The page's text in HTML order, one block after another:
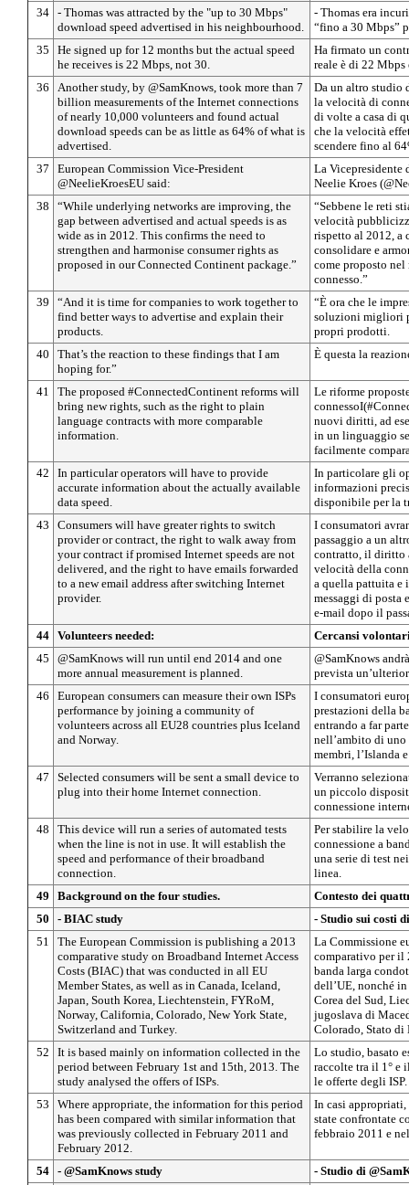
34 - Thomas was attracted by the "up to 30 Mbps"
download speed advertised in his neighbourhood.
- Thomas era
“fino a 30 Mbps”
35
He signed up for 12 months but the actual speed
he receives is 22 Mbps, not 30.
Ha firmato un
reale è di 22 Mbps
36
Another study, by @SamKnows, took more than 7
billion measurements of the Internet connections
of nearly 10,000 volunteers and found actual
download speeds can be as little as 64% of what is
advertised.
Da un altro studio
la velocità di
di volte a casa di
che la velocità
scendere fino al
37
European Commission Vice-President
@NeelieKroesEU said:
La Vicepresidente
Neelie Kroes
38
“While underlying networks are improving, the
gap between advertised and actual speeds is as
wide as in 2012. This confirms the need to
strengthen and harmonise consumer rights as
proposed in our Connected Continent package.”
“Sebbene le reti
velocità
rispetto al 2012, a
consolidare e
come proposto
connesso.”
39
“And it is time for companies to work together to
find better ways to advertise and explain their
products.
“È ora che le
soluzioni migliori
propri prodotti.
40
That’s the reaction to these findings that I am
hoping for.”
È questa la
41
The proposed #ConnectedContinent reforms will
bring new rights, such as the right to plain
language contracts with more comparable
information.
Le riforme
nuovi diritti, ad
in un linguaggio
facilmente
42
In particular operators will have to provide
accurate information about the actually available
data speed.
In particolare gli
informazioni
disponibile per la
43
Consumers will have greater rights to switch
provider or contract, the right to walk away from
your contract if promised Internet speeds are not
delivered, and the right to have emails forwarded
to a new email address after switching Internet
provider.
I consumatori
passaggio a un
contratto, il diritto
velocità della
a quella pattuita
messaggi di posta
e-mail dopo il
44 Volunteers needed:
Cercansi
45
@SamKnows will run until end 2014 and one
more annual measurement is planned.
@SamKnows
prevista
46
European consumers can measure their own ISPs
performance by joining a community of
volunteers across all EU28 countries plus Iceland
and Norway.
I consumatori
prestazioni della
entrando a far
nell’ambito di
membri, l’Islanda
47
Selected consumers will be sent a small device to
plug into their home Internet connection.
Verranno
un piccolo
connessione
48
This device will run a series of automated tests
when the line is not in use. It will establish the
speed and performance of their broadband
connection.
Per stabilire la
connessione a
una serie di test
linea.
49
Background on the four studies.
Contesto dei
50
- BIAC study
- Studio sui costi
51
The European Commission is publishing a 2013
comparative study on Broadband Internet Access
Costs (BIAC) that was conducted in all EU
Member States, as well as in Canada, Iceland,
Japan, South Korea, Liechtenstein, FYRoM,
Norway, California, Colorado, New York State,
Switzerland and Turkey.
La Commissione
comparativo per il
banda larga
dell’UE, nonché
Corea del Sud,
jugoslava di
Colorado, Stato di
52
It is based mainly on information collected in the
period between February 1st and 15th, 2013. The
study analysed the offers of ISPs.
Lo studio, basato
raccolte tra il 1° e
le offerte degli ISP.
53
Where appropriate, the information for this period
has been compared with similar information that
was previously collected in February 2011 and
February 2012.
In casi
state confrontate
febbraio 2011 e
54 - @SamKnows study
- Studio di